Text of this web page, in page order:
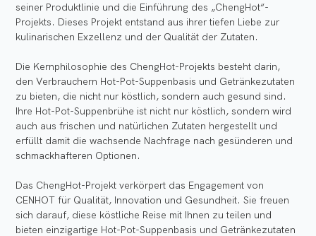
seiner Produktlinie und die Einführung des „ChengHot“-
Projekts. Dieses Projekt entstand aus ihrer tiefen Liebe zur
kulinarischen Exzellenz und der Qualität der Zutaten.
Die Kernphilosophie des ChengHot-Projekts besteht darin,
den Verbrauchern Hot-Pot-Suppenbasis und Getränkezutaten
zu bieten, die nicht nur köstlich, sondern auch gesund sind.
Ihre Hot-Pot-Suppenbrühe ist nicht nur köstlich, sondern wird
auch aus frischen und natürlichen Zutaten hergestellt und
erfüllt damit die wachsende Nachfrage nach gesünderen und
schmackhafteren Optionen.
Das ChengHot-Projekt verkörpert das Engagement von
CENHOT für Qualität, Innovation und Gesundheit. Sie freuen
sich darauf, diese köstliche Reise mit Ihnen zu teilen und
bieten einzigartige Hot-Pot-Suppenbasis und Getränkezutaten